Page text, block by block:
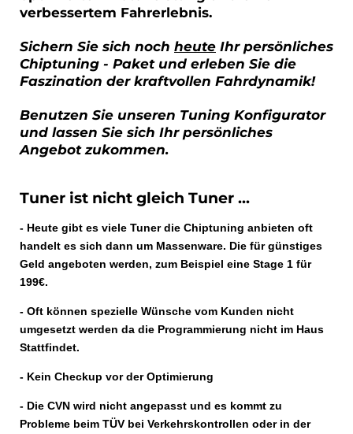
verbessertem Fahrerlebnis.
Sichern Sie sich noch heute Ihr persönliches
Chiptuning - Paket und erleben Sie die
Faszination der kraftvollen Fahrdynamik!
Benutzen Sie unseren Tuning Konfigurator
und lassen Sie sich Ihr persönliches
Angebot zukommen.
Tuner ist nicht gleich Tuner ...
- Heute gibt es viele Tuner die Chiptuning anbieten oft
handelt es sich dann um Massenware. Die für günstiges
Geld angeboten werden, zum Beispiel eine Stage 1 für
199€.
- Oft können spezielle Wünsche vom Kunden nicht
umgesetzt werden da die Programmierung nicht im Haus
Stattfindet.
- Kein Checkup vor der Optimierung
- Die CVN wird nicht angepasst und es kommt zu
Probleme beim TÜV bei Verkehrskontrollen oder in der